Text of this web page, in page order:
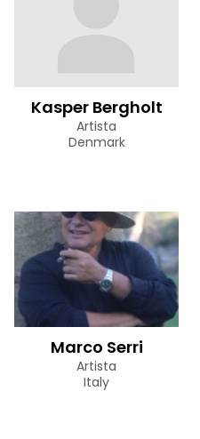
Kasper Bergholt
Artista
Denmark
Marco Serri
Artista
Italy